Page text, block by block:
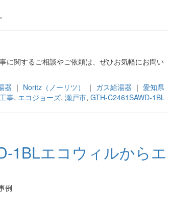
に関するご相談やご依頼は、ぜひお気軽にお問い
器 ｜ Noritz（ノーリツ） ｜ ガス給湯器 ｜ 愛知県
事, エコジョーズ, 瀬戸市, GTH-C2461SAWD-1BL
1BLエコウィルからエ
例